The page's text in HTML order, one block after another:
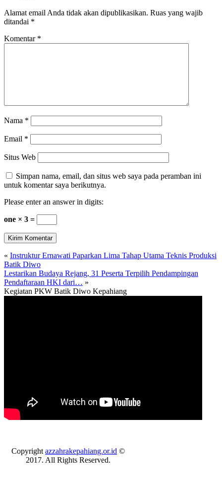
Alamat email Anda tidak akan dipublikasikan. Ruas yang wajib
ditandai *
Komentar *
Nama *
Email *
Situs Web
Simpan nama, email, dan situs web saya pada peramban ini
untuk komentar saya berikutnya.
Please enter an answer in digits:
one × 3 =
« Instruktur Ernawati Paparkan Lima Tahap Utama Teknis Produksi
Batik Diwo
Lestarikan Budaya Rejang, 31 Peserta Terpilih Pendampingan
Pendaftaraan HKI dari… »
Kegiatan PKW Batik Diwo Kepahiang
Copyrightazzahrakepahiang.or.id ©
2017. All Rights Reserved.